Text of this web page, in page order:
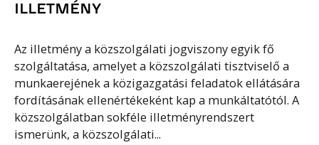
ILLETMÉNY
Az illetmény a közszolgálati jogviszony egyik fő
szolgáltatása, amelyet a közszolgálati tisztviselő a
munkaerejének a közigazgatási feladatok ellátására
fordításának ellenértékeként kap a munkáltatótól. A
közszolgálatban sokféle illetményrendszert
ismerünk, a közszolgálati...